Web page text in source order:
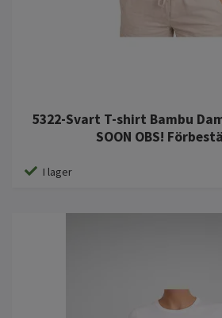
5322-Svart T-shirt Bambu
SOON OBS!
I lager